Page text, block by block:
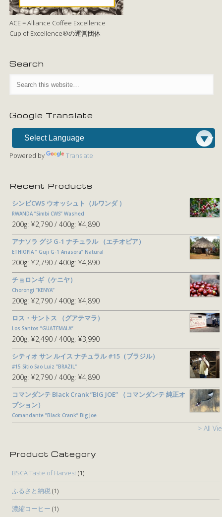
ACE = Alliance Coffee Excellence
Cup of Excellence®の運営団体
Search
Google Translate
Powered by Translate
Recent Products
シンビCWS ウオッシュト（ルワンダ ）
RWANDA ”Simbi CWS” Washed
200g: ¥2,790 400g: ¥4,890
アナソラ グジ G-1 ナチュラル （エチオピア）
ETHIOPIA ” Guji G-1 Anasora” Natural
200g: ¥2,790 400g: ¥4,890
チョロンギ（ケニヤ）
Chorongi ”KENYA”
200g: ¥2,790 400g: ¥4,890
ロス・サントス （グアテマラ）
Los Santos ”GUATEMALA”
200g: ¥2,490 400g: ¥3,990
シティオ サン ルイス ナチュラル #15（ブラジル）
#15 Sitio Sao Luiz ”BRAZIL"
200g: ¥2,790 400g: ¥4,890
コマンダンテ Black Crank ”BIG JOE” （コマンダンテ 純正オ
プション）
Comandante ”Black Crank” Big Joe
> All
Product Category
BSCA Taste of Harvest(1)
ふるさと納税 (1)
濃縮コーヒー (1)